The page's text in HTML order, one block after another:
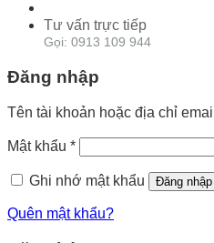
Tư vấn trực tiếp
Gọi: 0913 109 944
Đăng nhập
Tên tài khoản hoặc địa chỉ email
Mật khẩu *
Ghi nhớ mật khẩu Đăng nhập
Quên mật khẩu?